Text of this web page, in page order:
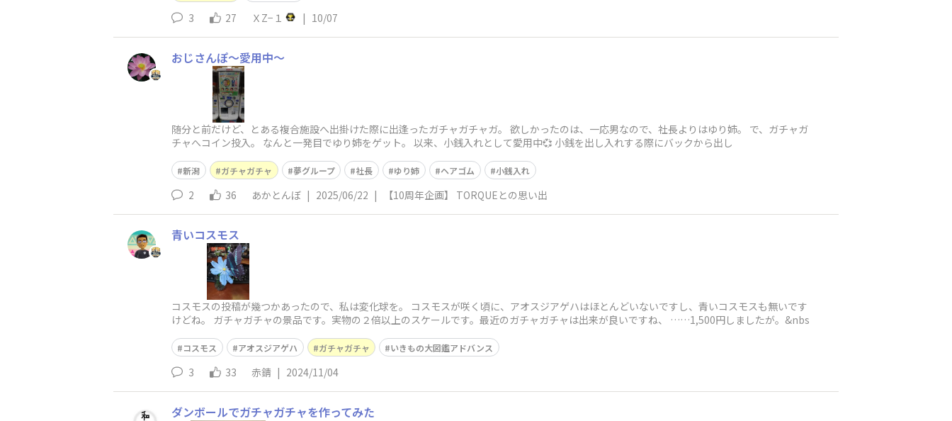
3 27 ＸZ−１ | 10/07
おじさんぽ〜愛用中〜
随分と前だけど、とある複合施設へ出掛けた際に出逢ったガチャガチャガ。 欲しかったのは、一応男なので、社長よりはゆり姉。 で、ガチャガ
チャへコイン投入。 なんと一発目でゆり姉をゲット。 以来、小銭入れとして愛用中💞 小銭を出し入れする際にバックから出し
新潟 ガチャガチャ 夢グループ 社長 ゆり姉 ヘアゴム 小銭入れ
2 36 あかとんぼ | 2025/06/22 | 【10周年企画】 TORQUEとの思い出
青いコスモス
コスモスの投稿が幾つかあったので、私は変化球を。 コスモスが咲く頃に、アオスジアゲハはほとんどいないですし、青いコスモスも無いです
けどね。 ガチャガチャの景品です。実物の２倍以上のスケールです。最近のガチャガチャは出来が良いですね、 ……1,500円しましたが。&nbs
コスモス アオスジアゲハ ガチャガチャ いきもの大図鑑アドバンス
3 33 赤錆 | 2024/11/04
ダンボールでガチャガチャを作ってみた